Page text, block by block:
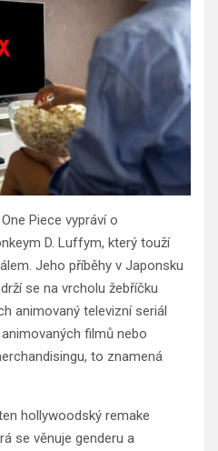
Piece vypráví o
D. Luffym, který touží
Jeho příběhy v Japonsku
se na vrcholu žebříčku
animovaný televizní seriál
filmů nebo
to znamená
hollywoodský remake
se věnuje genderu a